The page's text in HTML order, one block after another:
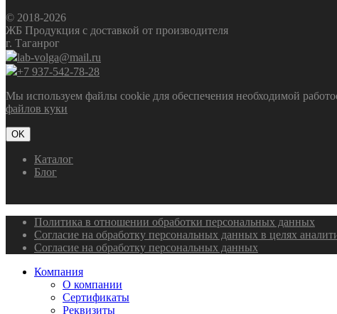
© 2018-2026
ЖБ Продукция с доставкой от производителя
г. Таганрог
lab-volga@mail.ru
+7 937-542-78-28
Мы используем файлы cookie для обеспечения необходимой
файлов куки
OK
Каталог
Блог
Политика в отношении обработки персональных данных
Согласие на обработку персональных данных в целях
Согласие на обработку персональных данных
Компания
О компании
Сертификаты
Реквизиты